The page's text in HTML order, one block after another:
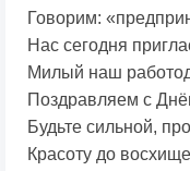
Говорим:
Нас сегодня
Милый наш
Поздравляем с
Будьте сильной,
Красоту до